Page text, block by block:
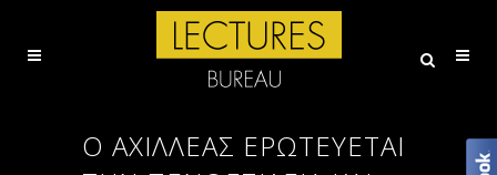
Ο ΑΧΙΛΛΈΑΣ ΕΡΩΤΕΎΕΤΑΙ